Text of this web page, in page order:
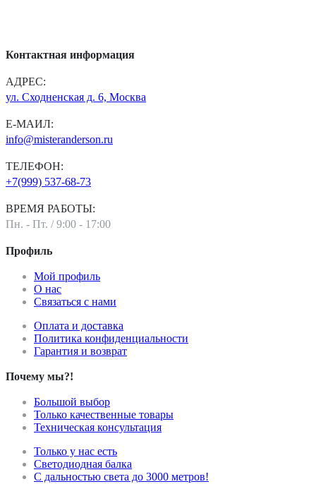
Контактная информация
АДРЕС:
ул. Сходненская д. 6, Москва
Е-МАИЛ:
info@misteranderson.ru
ТЕЛЕФОН:
+7(999) 537-68-73
ВРЕМЯ РАБОТЫ:
Пн. - Пт. / 9:00 - 17:00
Профиль
Мой профиль
О нас
Связаться с нами
Оплата и доставка
Политика конфиденциальности
Гарантия и возврат
Почему мы?!
Большой выбор
Только качественные товары
Техническая консультация
Только у нас есть
Светодиодная балка
С дальностью света до 3000 метров!